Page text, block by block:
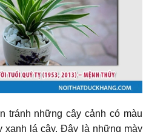
tránh những cây cảnh có màu
xanh lá cây. Đây là những mày